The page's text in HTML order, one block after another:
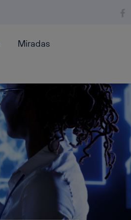
Miradas